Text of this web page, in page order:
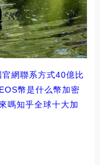
網聯系方式40億比
EOS幣是什么幣加密
嗎知乎全球十大加